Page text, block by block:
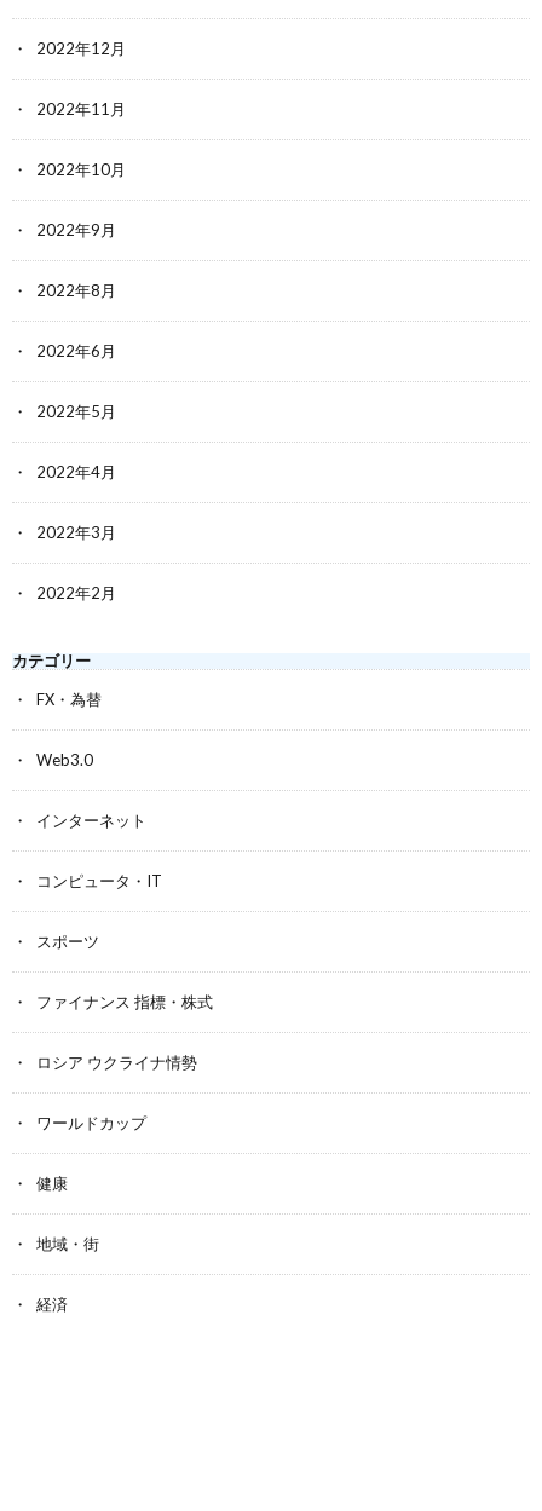
2022年12月
2022年11月
2022年10月
2022年9月
2022年8月
2022年6月
2022年5月
2022年4月
2022年3月
2022年2月
カテゴリー
FX・為替
Web3.0
インターネット
コンピュータ・IT
スポーツ
ファイナンス 指標・株式
ロシア ウクライナ情勢
ワールドカップ
健康
地域・街
経済